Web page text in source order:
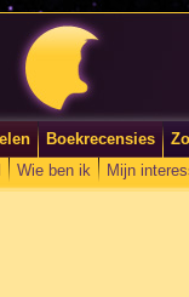
Boekrecensies
Wie ben ik Mijn